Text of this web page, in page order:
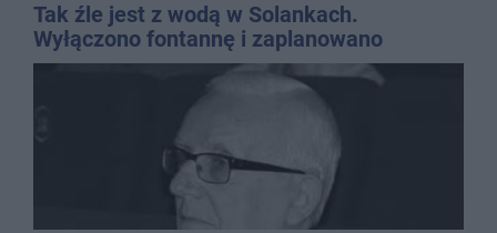
Tak źle jest z wodą w Solankach.
Wyłączono fontannę i zaplanowano
dolewkę